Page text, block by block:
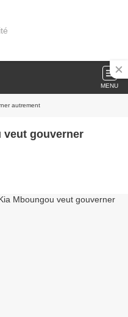
MENU
autrement
veut gouverner